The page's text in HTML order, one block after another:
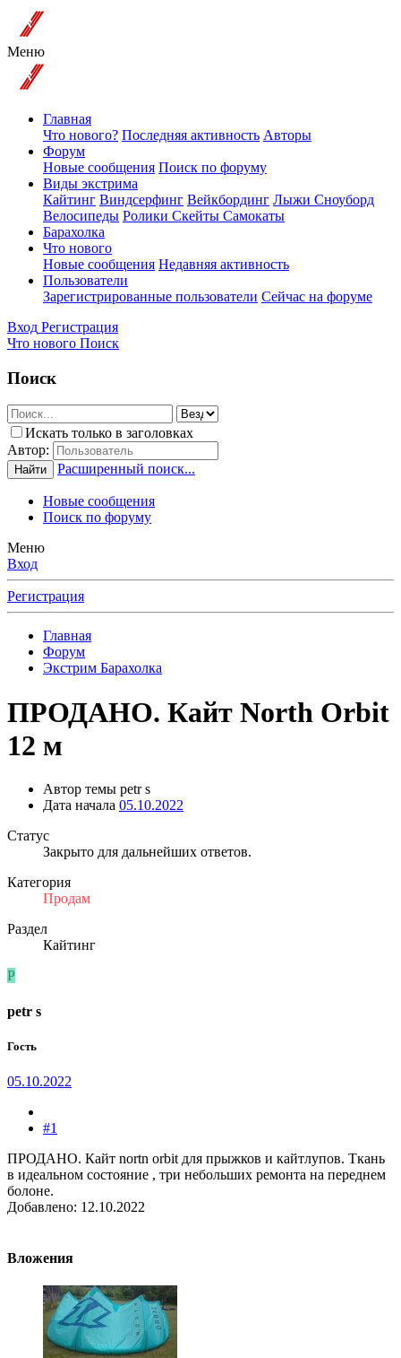
Меню
Главная
Что нового? Последняя активность Авторы
Форум
Новые сообщения Поиск по форуму
Виды экстрима
Кайтинг Виндсерфинг Вейкбординг Лыжи Сноуборд
Велосипеды Ролики Скейты Самокаты
Барахолка
Что нового
Новые сообщения Недавняя активность
Пользователи
Зарегистрированные пользователи Сейчас на форуме
Вход Регистрация
Что нового Поиск
Поиск
Искать только в заголовках
Автор:
Найти Расширенный поиск...
Новые сообщения
Поиск по форуму
Меню
Вход
Регистрация
Главная
Форум
Экстрим Барахолка
ПРОДАНО. Кайт North Orbit
12 м
Автор темы petr s
Дата начала 05.10.2022
Статус
Закрыто для дальнейших ответов.
Категория
Продам
Раздел
Кайтинг
P
petr s
Гость
05.10.2022
#1
ПРОДАНО. Кайт nortn orbit для прыжков и кайтлупов. Ткань
в идеальном состояние , три небольших ремонта на переднем
болоне.
Добавлено: 12.10.2022
Вложения